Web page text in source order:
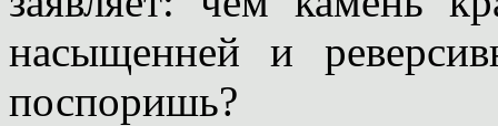
насыщенней и
поспоришь?